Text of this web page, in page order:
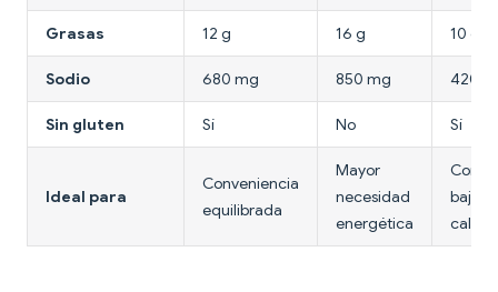
Grasas 12 g 16 g 10 g
Sodio 680 mg 850 mg 420
Sin gluten Sí No Sí
Ideal para
Conveniencia
equilibrada
Mayor
necesidad
energética
bajas